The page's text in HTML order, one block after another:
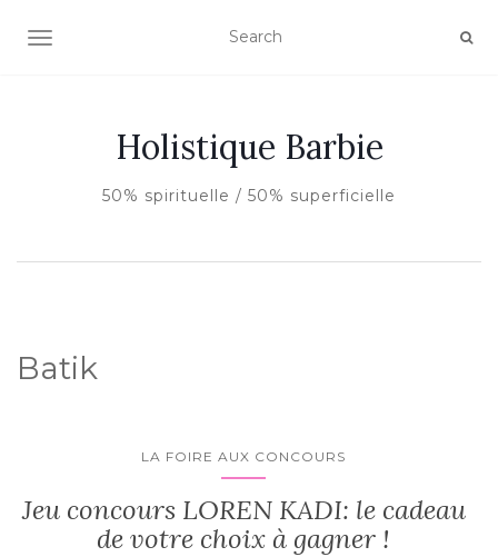
AFFICHER/MASQUER LA NAVIGATION
Holistique Barbie
50% spirituelle / 50% superficielle
Batik
LA FOIRE AUX CONCOURS
Jeu concours LOREN KADI: le cadeau
de votre choix à gagner !